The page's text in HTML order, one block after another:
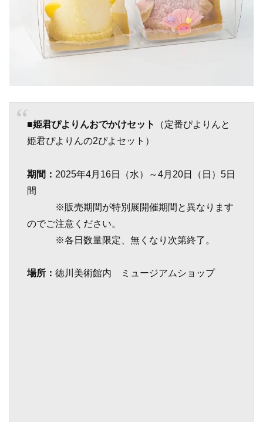
■姫君ぴよりんおでかけセット
（定番ぴよりんと
姫君ぴよりんの2ぴよセット）
期間： 2025年4月16日（水）～4月20日（日）5日
間
※販売期間が特別展開催期間と異なります
のでご注意ください。
※各日数量限定、無くなり次第終了。
場所： 徳川美術館内 ミュージアムショップ